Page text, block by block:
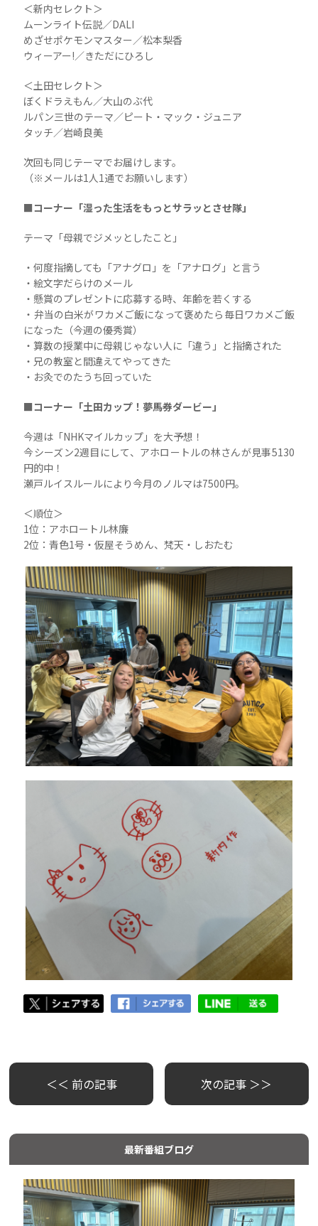
＜新内セレクト＞
ムーンライト伝説／DALI
めざせポケモンマスター／松本梨香
ウィーアー!／きただにひろし
＜土田セレクト＞
ぼくドラえもん／大山のぶ代
ルパン三世のテーマ／ピート・マック・ジュニア
タッチ／岩崎良美
次回も同じテーマでお届けします。
（※メールは1人1通でお願いします）
■コーナー「湿った生活をもっとサラッとさせ隊」
テーマ「母親でジメッとしたこと」
・何度指摘しても「アナグロ」を「アナログ」と言う
・絵文字だらけのメール
・懸賞のプレゼントに応募する時、年齢を若くする
・弁当の白米がワカメご飯になって褒めたら毎日ワカメご飯
になった（今週の優秀賞）
・算数の授業中に母親じゃない人に「違う」と指摘された
・兄の教室と間違えてやってきた
・お灸でのたうち回っていた
■コーナー「土田カップ！夢馬券ダービー」
今週は「NHKマイルカップ」を大予想！
今シーズン2週目にして、アホロートルの林さんが見事5130
円的中！
瀬戸ルイスルールにより今月のノルマは7500円。
＜順位＞
1位：アホロートル林廉
2位：青色1号・仮屋そうめん、梵天・しおたむ
＜＜ 前の記事 次の記事 ＞＞
最新番組ブログ